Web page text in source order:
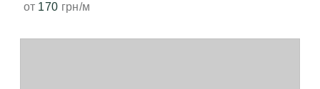
от 170 грн/м